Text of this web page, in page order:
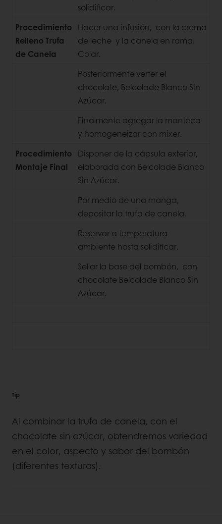
solidificar.
Procedimiento
Relleno Trufa
de Canela
Hacer una infusión, con la crema
de leche y la canela en rama.
Colar.
Posteriormente verter el
chocolate, Belcolade Blanco Sin
Azúcar.
Finalmente agregar la manteca
y homogeneizar con mixer.
Procedimiento
Montaje Final
Disponer de la cápsula exterior,
elaborada con Belcolade Blanco
Sin Azúcar.
Por medio de una manga,
depositar la trufa de canela.
Reservar a temperatura
ambiente hasta solidificar.
Sellar la base del bombón, con
chocolate Belcolade Blanco Sin
Azúcar.
Tip
Al combinar la trufa de canela, con el
chocolate sin azúcar, obtendremos variedad
en el color, aspecto y sabor del bombón
(diferentes texturas).